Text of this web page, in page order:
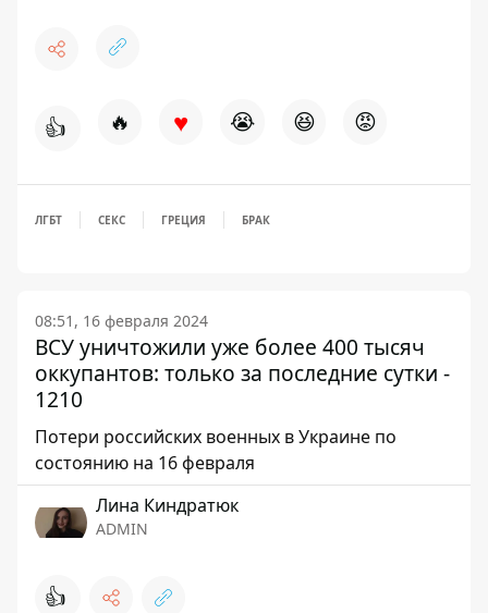
👍 🔥 ♥ 😭 😆 😡
ЛГБТ СЕКС ГРЕЦИЯ БРАК
08:51, 16 февраля 2024
ВСУ уничтожили уже более 400 тысяч
оккупантов: только за последние сутки -
1210
Потери российских военных в Украине по
состоянию на 16 февраля
Лина Киндратюк
ADMIN
👍